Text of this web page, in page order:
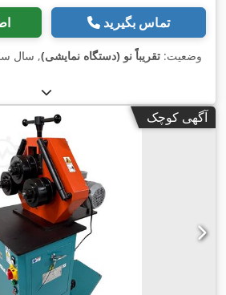
تماس بگیرید
وضعیت: تقریباً نو (دستگاه نمایشی), سال
آگهی کوچک